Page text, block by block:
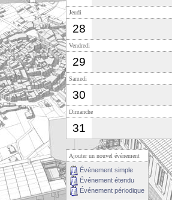
Jeudi
28
Vendredi
29
Samedi
30
Dimanche
31
Ajouter un nouvel événement
Événement simple
Événement étendu
Événement périodique